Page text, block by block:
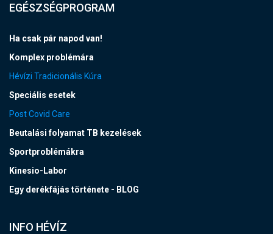
EGÉSZSÉGPROGRAM
Ha csak pár napod van!
Komplex problémára
Hévízi Tradicionális Kúra
Speciális esetek
Post Covid Care
Beutalási folyamat TB kezelések
Sportproblémákra
Kinesio-Labor
Egy derékfájás története - BLOG
INFO HÉVÍZ